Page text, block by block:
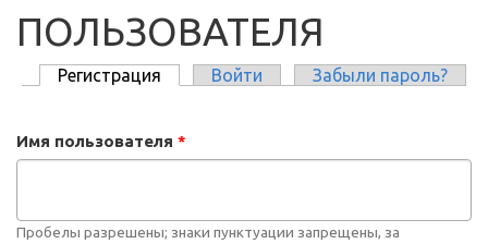
ПОЛЬЗОВАТЕЛЯ
Регистрация (активная вкладка)
Войти Забыли пароль?
Имя пользователя *
Пробелы разрешены; знаки пунктуации запрещены, за